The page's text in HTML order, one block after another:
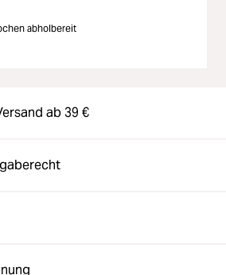
abholbereit
ab 39 €